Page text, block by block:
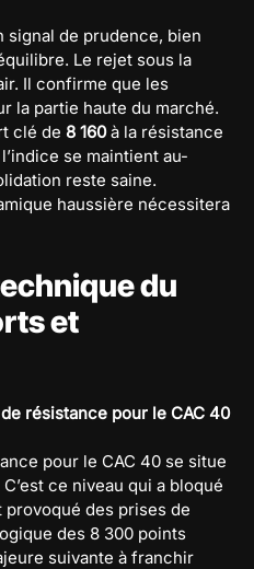
signal de prudence, bien
Le rejet sous la
Il confirme que les
la partie haute du marché.
clé de 8 160à la résistance
se maintient au-
reste saine.
haussière nécessitera
du
et
résistance pour le CAC 40
pour le CAC 40 se situe
ce niveau qui a bloqué
provoqué des prises de
des 8 300 points
suivante à franchir